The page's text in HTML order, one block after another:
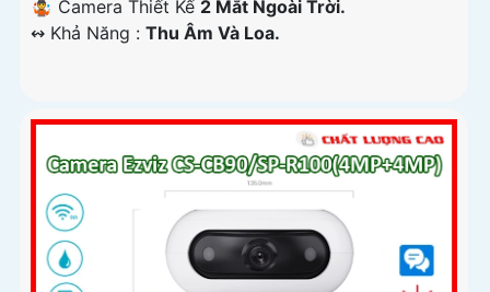
🤹 Camera Thiết Kế 2 Mắt Ngoài Trời.
️↭ Khả Năng : Thu Âm Và Loa.